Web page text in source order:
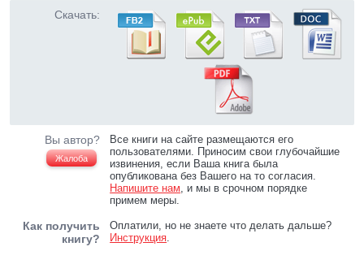
Скачать:
Вы автор?
Жалоба
Все книги на сайте размещаются его
пользователями. Приносим свои глубочайшие
извинения, если Ваша книга была
опубликована без Вашего на то согласия.
Напишите нам, и мы в срочном порядке
примем меры.
Как получить
книгу?
Оплатили, но не знаете что делать дальше?
Инструкция.